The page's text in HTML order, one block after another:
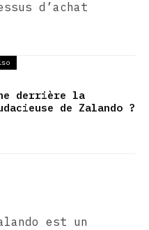
d’achat
derrière la
de Zalando ?
est un